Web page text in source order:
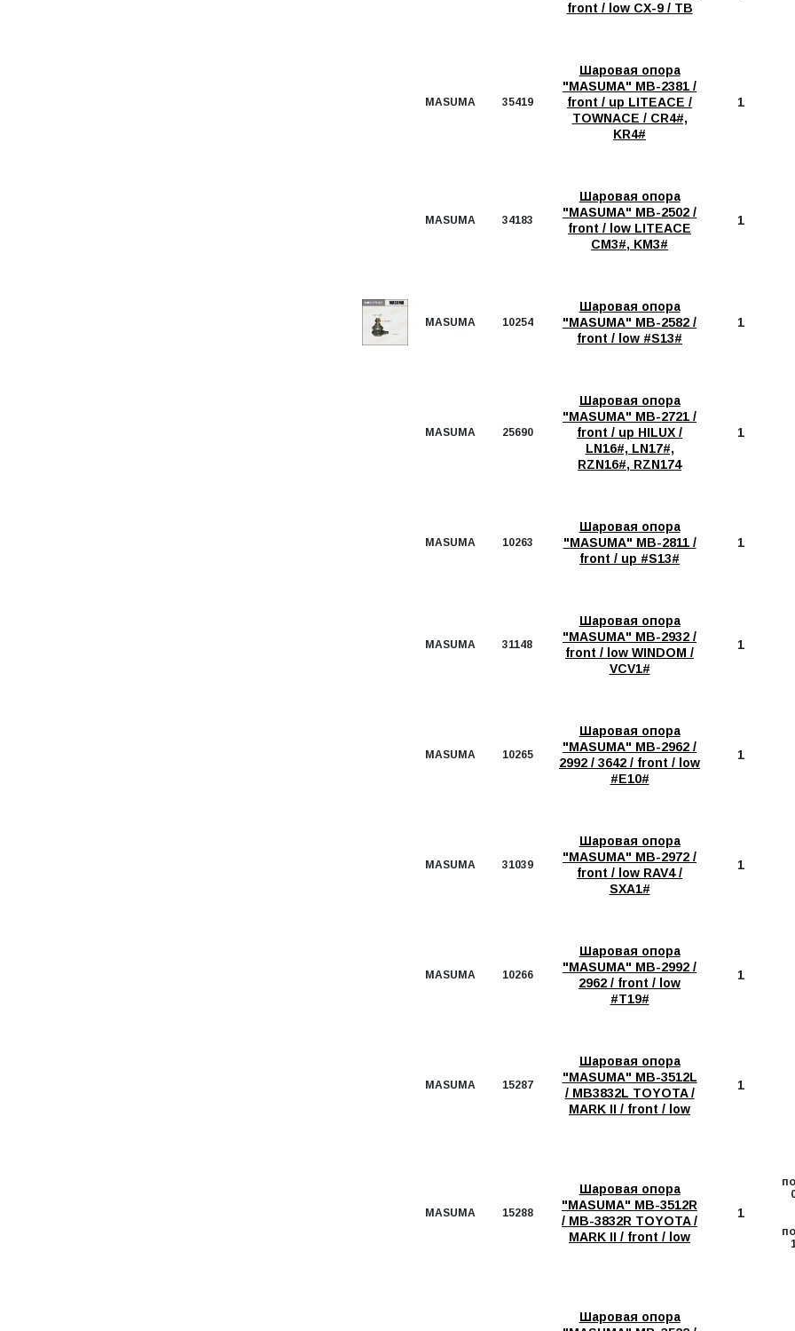
front / low CX-9 / TB
MASUMA 35419
Шаровая опора
"MASUMA" MB-2381 /
front / up LITEACE /
TOWNACE / CR4#,
KR4#
1
MASUMA 34183
Шаровая опора
"MASUMA" MB-2502 /
front / low LITEACE
CM3#, KM3#
1
MASUMA 10254
Шаровая опора
"MASUMA" MB-2582 /
front / low #S13#
1
MASUMA 25690
Шаровая опора
"MASUMA" MB-2721 /
front / up HILUX /
LN16#, LN17#,
RZN16#, RZN174
1
MASUMA 10263
Шаровая опора
"MASUMA" MB-2811 /
front / up #S13#
1
MASUMA 31148
Шаровая опора
"MASUMA" MB-2932 /
front / low WINDOM /
VCV1#
1
MASUMA 10265
Шаровая опора
"MASUMA" MB-2962 /
2992 / 3642 / front / low
#E10#
1
MASUMA 31039
Шаровая опора
"MASUMA" MB-2972 /
front / low RAV4 /
SXA1#
1
MASUMA 10266
Шаровая опора
"MASUMA" MB-2992 /
2962 / front / low
#T19#
1
MASUMA 15287
Шаровая опора
"MASUMA" MB-3512L
/ MB3832L TOYOTA /
MARK II / front / low
1
MASUMA 15288
Шаровая опора
"MASUMA" MB-3512R
/ MB-3832R TOYOTA /
MARK II / front / low
1
Шаровая опора